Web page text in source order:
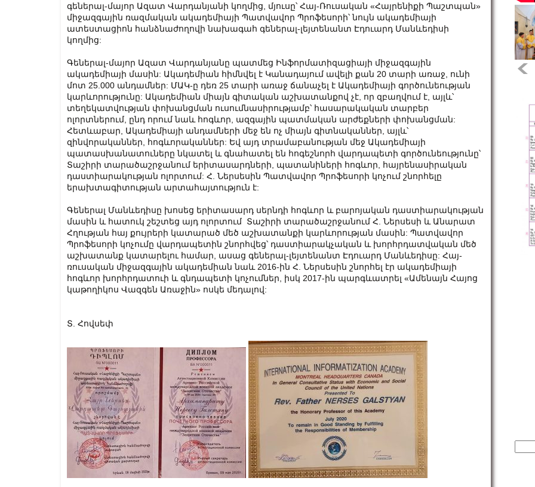
գեներալ-մայոր Ազատ Վարդանյանի կողմից, մյուսը՝ Հայ-Ռուսական «Հայրենիքի Պաշտպան»
միջազգային ռազմական ակադեմիայի Պատվավոր Պրոֆեսորի՝ նույն ակադեմիայի
ատեստացիոն հանձնաժողովի նախագահ գեներալ-լեյտենանտ Էդուարդ Մանևեդիսի
կողմից:
Գեներալ-մայոր Ազատ Վարդանյանը պատմեց Ինֆորմատիզացիայի միջազգային
ակադեմիայի մասին: Ակադեմիան հիմնվել է Կանադայում ավելի քան 20 տարի առաջ, ունի
մոտ 25.000 անդամներ: ՄԱԿ-ը դեռ 25 տարի առաջ ճանաչել է Ակադեմիայի գործունեության
կարևորությունը: Ակադեմիան միայն գիտական աշխատանքով չէ, որ զբաղվում է, այլև՝
տեղեկատվության փոխանցման ուսումնասիրությամբ՝ հասարակական տարբեր
ոլորտներում, ընդ որում նաև հոգևոր, ազգային պատմական արժեքների փոխանցման:
Հետևաբար, Ակադեմիայի անդամների մեջ են ոչ միայն գիտնականներ, այլև՝
զինվորականներ, հոգևորականներ: Եվ այդ տրամաբանության մեջ Ակադեմիայի
պատասխանատուները նկատել և գնահատել են հոգեշնորհ վարդապետի գործունեությունը՝
Տաշիրի տարածաշրջանում երիտասարդների, պատանիների հոգևոր, հայրենասիրական
դաստիարակության ոլորտում: Հ. Ներսեսին Պատվավոր Պրոֆեսորի կոչում շնորհելը
երախտագիտության արտահայտություն է:
Գեներալ Մանևեդիսը խոսեց երիտասարդ սերնդի հոգևոր և բարոյական դաստիարակության
մասին և հատուկ շեշտեց այդ ոլորտում Տաշիրի տարածաշրջանում Հ. Ներսեսի և Անարատ
Հղության հայ քույրերի կատարած մեծ աշխատանքի կարևորության մասին: Պատվավոր
Պրոֆեսորի կոչումը վարդապետին շնորհվեց՝ դաստիարակչական և խորհրդատվական մեծ
աշխատանք կատարելու համար, ասաց գեներալ-լեյտենանտ Էդուարդ Մանևեդիսը: Հայ-
ռուսական միջազգային ակադեմիան նաև 2016-ին Հ. Ներսեսին շնորհել էր ակադեմիայի
հոգևոր խորհրդատուի և գնդապետի կոչումներ, իսկ 2017-ին պարգևատրել «Ամենայն Հայոց
կաթողիկոս Վազգեն Առաջին» ոսկե մեդալով:
Տ. Հովսեփ
for: